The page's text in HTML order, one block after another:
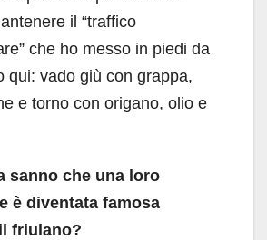
il “traffico
che ho messo in piedi da
qui: vado giù con grappa,
e torno con origano, olio e
sanno che una loro
è diventata famosa
friulano?